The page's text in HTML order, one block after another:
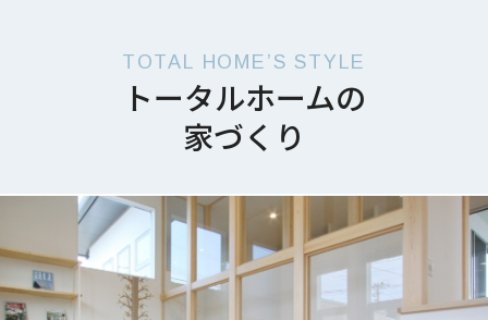
TOTAL HOME’S STYLE
トータルホームの
家づくり